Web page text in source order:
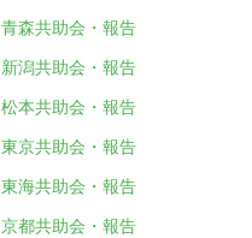
青森共助会・報告
新潟共助会・報告
松本共助会・報告
東京共助会・報告
東海共助会・報告
京都共助会・報告